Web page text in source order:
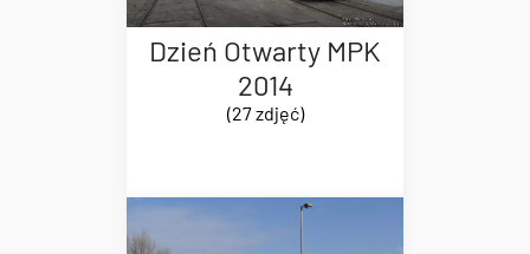
Dzień Otwarty MPK
2014
(27 zdjęć)